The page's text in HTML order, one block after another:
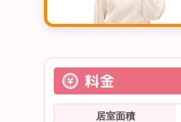
料金
居室面積